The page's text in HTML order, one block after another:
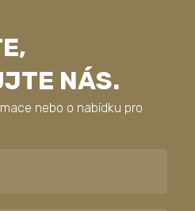
NÁS.
nebo o nabídku pro